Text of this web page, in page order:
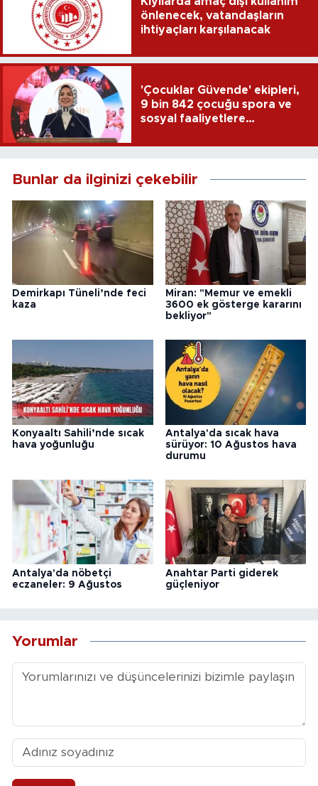
önlenecek, vatandaşların
ihtiyaçları karşılanacak
'Çocuklar Güvende' ekipleri,
9 bin 842 çocuğu spora ve
sosyal faaliyetlere
Bunlar da ilginizi çekebilir
Demirkapı Tüneli’nde feci
kaza
Miran: "Memur ve emekli
3600 ek gösterge kararını
bekliyor"
Konyaaltı Sahili’nde sıcak
hava yoğunluğu
Antalya'da sıcak hava
sürüyor: 10 Ağustos hava
durumu
Antalya'da nöbetçi
eczaneler: 9 Ağustos
Anahtar Parti giderek
güçleniyor
Yorumlar